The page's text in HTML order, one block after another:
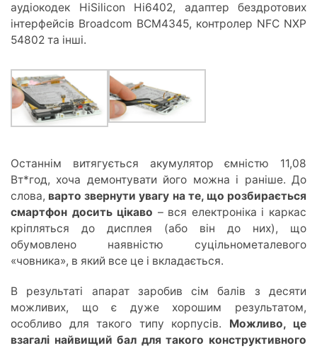
аудіокодек HiSilicon Hi6402, адаптер бездротових
інтерфейсів Broadcom BCM4345, контролер NFC NXP
54802 та інші.
Останнім витягується акумулятор ємністю 11,08
Вт*год, хоча демонтувати його можна і раніше. До
слова, варто звернути увагу на те, що розбирається
смартфон досить цікаво – вся електроніка і каркас
кріпляться до дисплея (або він до них), що
обумовлено наявністю суцільнометалевого
«човника», в який все це і вкладається.
В результаті апарат заробив сім балів з десяти
можливих, що є дуже хорошим результатом,
особливо для такого типу корпусів. Можливо, це
взагалі найвищий бал для такого конструктивного